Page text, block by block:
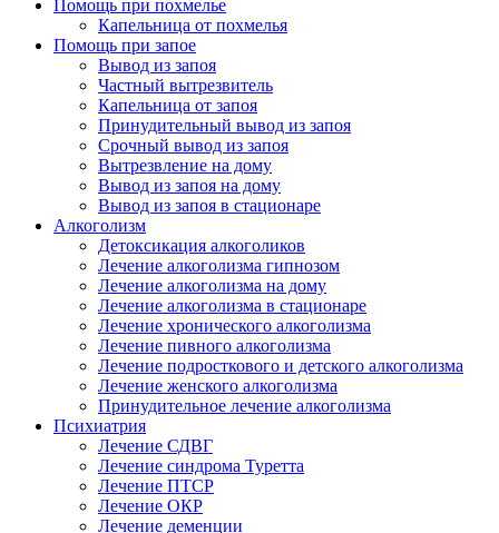
Помощь при похмелье
Капельница от похмелья
Помощь при запое
Вывод из запоя
Частный вытрезвитель
Капельница от запоя
Принудительный вывод из запоя
Срочный вывод из запоя
Вытрезвление на дому
Вывод из запоя на дому
Вывод из запоя в стационаре
Алкоголизм
Детоксикация алкоголиков
Лечение алкоголизма гипнозом
Лечение алкоголизма на дому
Лечение алкоголизма в стационаре
Лечение хронического алкоголизма
Лечение пивного алкоголизма
Лечение подросткового и детского алкоголизма
Лечение женского алкоголизма
Принудительное лечение алкоголизма
Психиатрия
Лечение СДВГ
Лечение синдрома Туретта
Лечение ПТСР
Лечение ОКР
Лечение деменции